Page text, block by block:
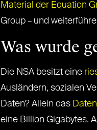
Material der Equation
Group – und
Was wurde
Die NSA besitzt eine
Ausländern, sozialen
Daten? Allein das
eine Billion Gigabytes.